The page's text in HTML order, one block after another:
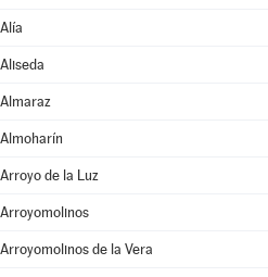
Alía
Aliseda
Almaraz
Almoharín
Arroyo de la Luz
Arroyomolinos
Arroyomolinos de la Vera